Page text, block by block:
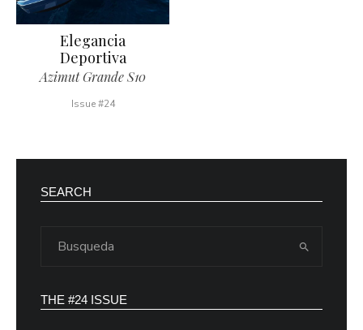
Elegancia
Deportiva
Azimut Grande S10
Issue #24
SEARCH
THE #24 ISSUE